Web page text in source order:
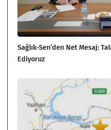
Sağlık-Sen’den Net Mesaj:
Ediyoruz